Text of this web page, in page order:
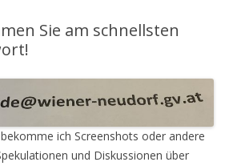
Sie am schnellsten
ich Screenshots oder andere
und Diskussionen über